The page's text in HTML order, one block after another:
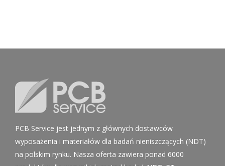
PCB Service jest jednym z głównych dostawców
wyposażenia i materiałów dla badań nieniszczących (NDT)
na polskim rynku. Nasza oferta zawiera ponad 6000